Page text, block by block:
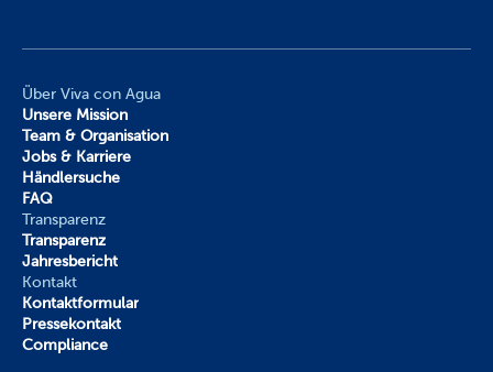
Über Viva con Agua
Unsere Mission
Team & Organisation
Jobs & Karriere
Händlersuche
FAQ
Transparenz
Transparenz
Jahresbericht
Kontakt
Kontaktformular
Pressekontakt
Compliance